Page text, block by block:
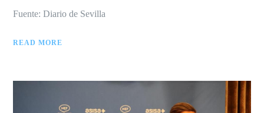
Fuente: Diario de Sevilla
READ MORE